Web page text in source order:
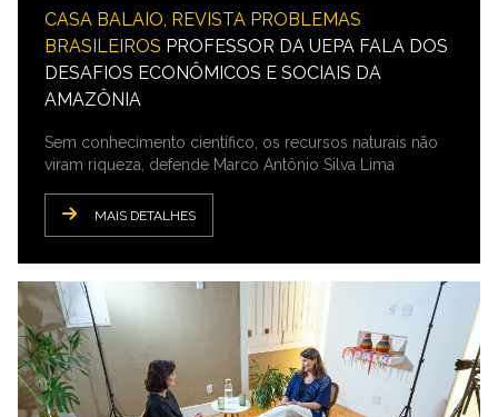
CASA BALAIO, REVISTA PROBLEMAS
BRASILEIROS PROFESSOR DA UEPA FALA DOS
DESAFIOS ECONÔMICOS E SOCIAIS DA
AMAZÔNIA
Sem conhecimento científico, os recursos naturais não
viram riqueza, defende Marco Antônio Silva Lima
MAIS DETALHES